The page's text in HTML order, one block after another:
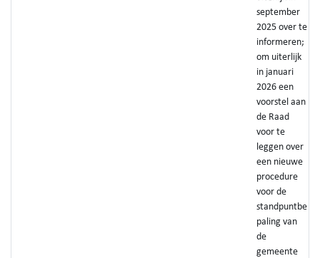
september
2025 over te
informeren;
om uiterlijk
in januari
2026 een
voorstel aan
de Raad
voor te
leggen over
een nieuwe
procedure
voor de
standpuntbe
paling van
de
gemeente